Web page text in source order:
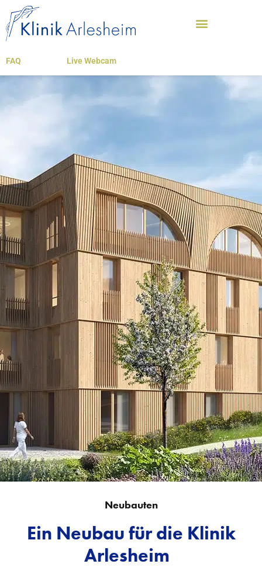
FAQ Live Webcam
Neubauten
Ein Neubau für die Klinik
Arlesheim